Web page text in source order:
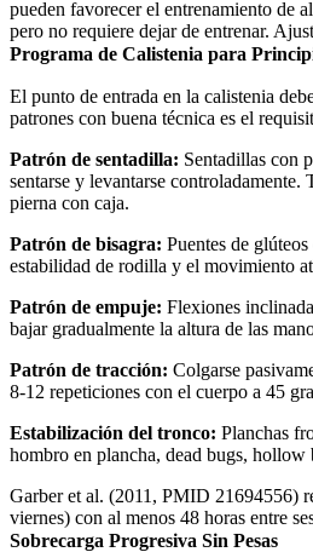
pueden favorecer el entrenamiento de
pero no requiere dejar de entrenar.
Programa de Calistenia para
El punto de entrada en la calistenia
patrones con buena técnica es el
Patrón de sentadilla: Sentadillas con
sentarse y levantarse
pierna con caja.
Patrón de bisagra: Puentes de
estabilidad de rodilla y el movimiento
Patrón de empuje: Flexiones
bajar gradualmente la altura de las
Patrón de tracción: Colgarse
8-12 repeticiones con el cuerpo a 45
Estabilización del tronco: Planchas
hombro en plancha, dead bugs, hollow
Garber et al. (2011, PMID 21694556)
viernes) con al menos 48 horas entre
Sobrecarga Progresiva Sin Pesas